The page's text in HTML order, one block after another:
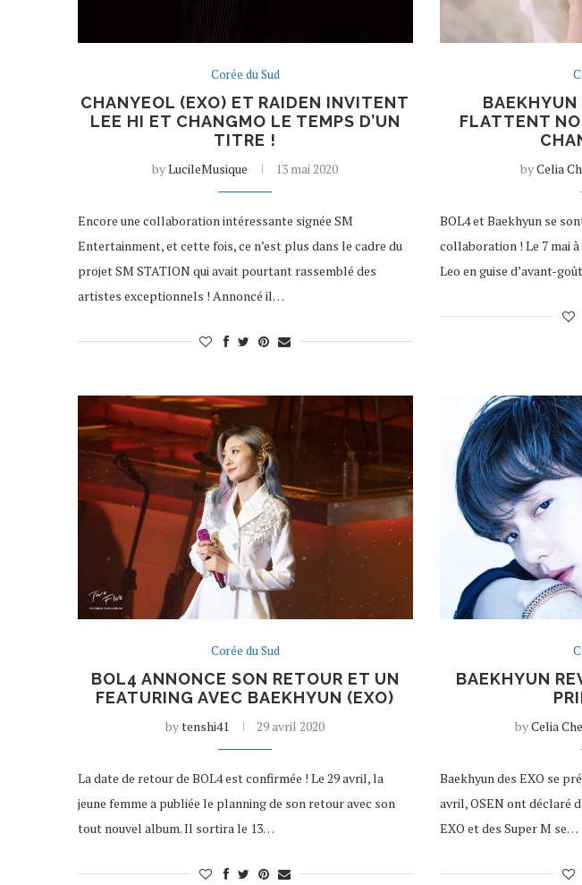
Corée du Sud
CHANYEOL (EXO) ET RAIDEN INVITENT
LEE HI ET CHANGMO LE TEMPS D’UN
TITRE !
byLucileMusique 13 mai 2020
Encore une collaboration intéressante signée SM
Entertainment, et cette fois, ce n’est plus dans le cadre du
projet SM STATION qui avait pourtant rassemblé des
artistes exceptionnels ! Annoncé il…
FLATTENT
byCelia
BOL4 et Baekhyun se
collaboration ! Le 7 mai à
Leo en guise d’avant-
Corée du Sud
BOL4 ANNONCE SON RETOUR ET UN
FEATURING AVEC BAEKHYUN (EXO)
bytenshi41 29 avril 2020
La date de retour de BOL4 est confirmée ! Le 29 avril, la
jeune femme a publiée le planning de son retour avec son
tout nouvel album. Il sortira le 13…
BAEKHYUN
byCelia
Baekhyun des EXO se
avril, OSEN ont déclaré
EXO et des Super M se…